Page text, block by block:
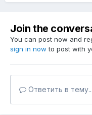
Join the
You can post now and
sign in now to post with
Ответить в тему...